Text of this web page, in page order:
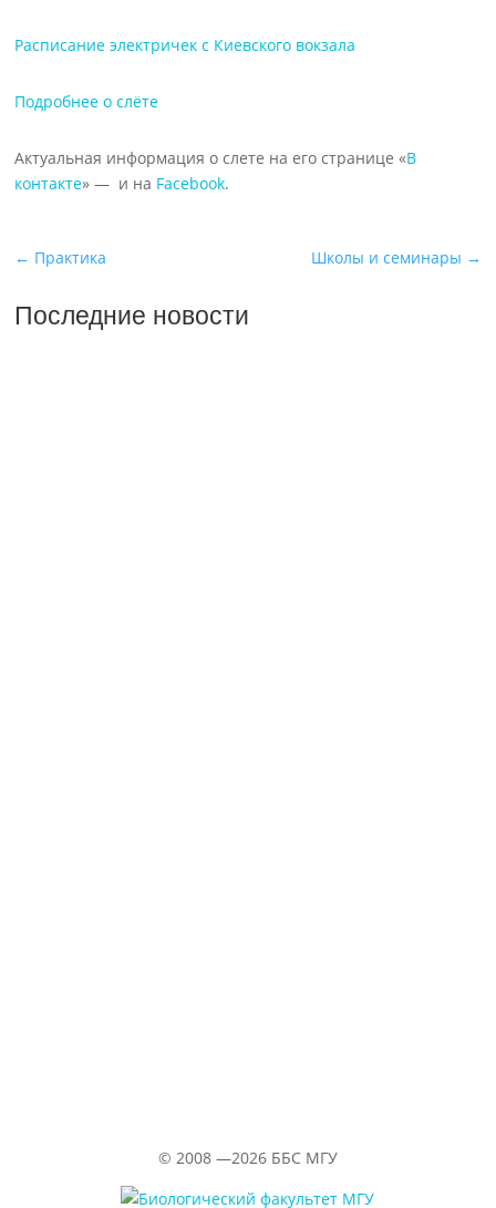
Расписание электричек с Киевского вокзала
Подробнее о слёте
Актуальная информация о слете на его странице «В
контакте» — и на Facebook.
← Практика Школы и семинары →
Последние новости
© 2008 —2026 ББС МГУ